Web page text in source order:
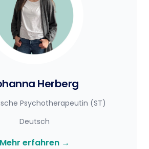
Herberg
Psychotherapeutin (ST)
Deutsch
Mehr erfahren →